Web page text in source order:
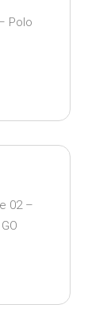
Polo
02 –